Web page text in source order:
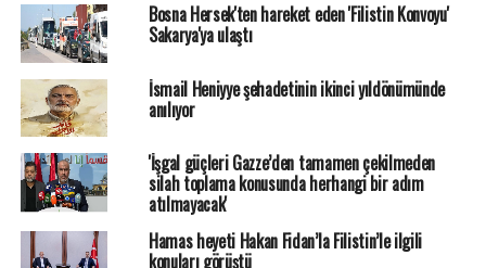
Bosna Hersek'ten hareket eden 'Filistin Konvoyu'
Sakarya'ya ulaştı
İsmail Heniyye şehadetinin ikinci yıldönümünde
anılıyor
'İşgal güçleri Gazze’den tamamen çekilmeden
silah toplama konusunda herhangi bir adım
atılmayacak'
Hamas heyeti Hakan Fidan’la Filistin’le ilgili
konuları görüştü